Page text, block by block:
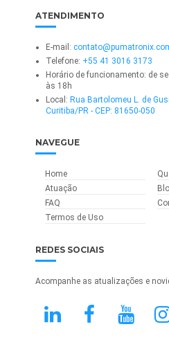
ATENDIMENTO
E-mail:
Telefone: +55 41 3016 3173
Horário de funcionamento: de
às 18h
Local: Rua Bartolomeu L. de
Curitiba/PR - CEP: 81650-050
NAVEGUE
Home
Atuação
FAQ
Termos de Uso
REDES SOCIAIS
Acompanhe as atualizações e